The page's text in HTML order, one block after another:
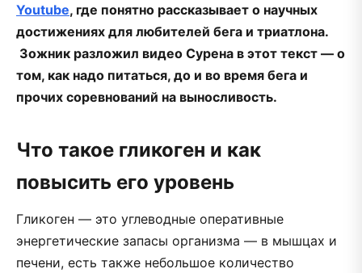
Youtube, где понятно рассказывает о научных
достижениях для любителей бега и триатлона.
Зожник разложил видео Сурена в этот текст — о
том, как надо питаться, до и во время бега и
прочих соревнований на выносливость.
Что такое гликоген и как
повысить его уровень
Гликоген — это углеводные оперативные
энергетические запасы организма — в мышцах и
печени, есть также небольшое количество